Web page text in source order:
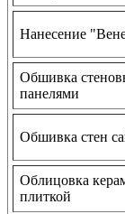
Нанесение
Обшивка
панелями
Обшивка стен
Облицовка
плиткой